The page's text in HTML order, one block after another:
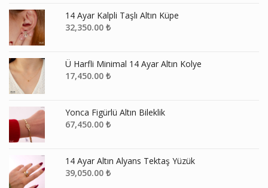
14 Ayar Kalpli Taşlı Altın Küpe
32,350.00 ₺
Ü Harfli Minimal 14 Ayar Altın Kolye
17,450.00 ₺
Yonca Figürlü Altın Bileklik
67,450.00 ₺
14 Ayar Altın Alyans Tektaş Yüzük
39,050.00 ₺